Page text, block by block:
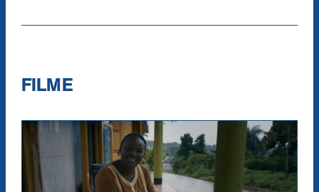
FILME
Stadtkino Wien Premiere deiner Wahl